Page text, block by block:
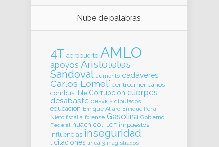
Nube de palabras
4T aeropuerto AMLO
apoyos Aristóteles
Sandoval aumento cadáveres
Carlos Lomelí centroamericanos
combustible Corrupcion cuerpos
desabasto desvíos diputados
educación Enrique Alfaro Enrique Peña
Nieto fiscalia forense Gasolina Gobierno
Federal huachicol IJCF impuestos
influencias inseguridad
licitaciones línea 3 magistrados